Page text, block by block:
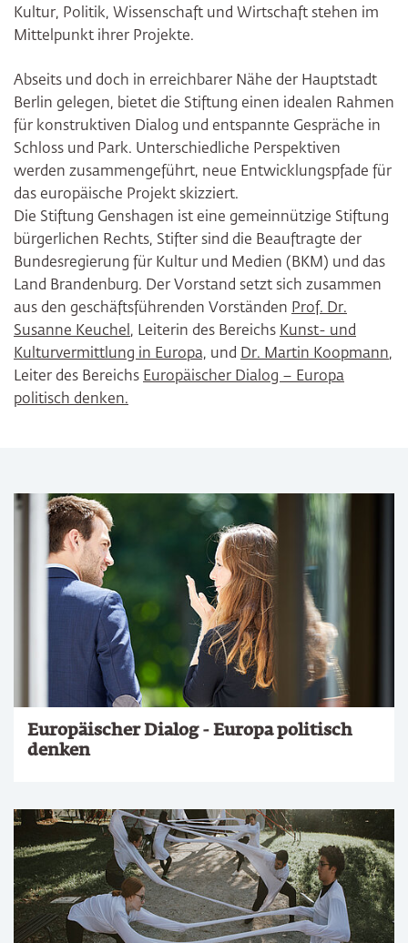
Kultur, Politik, Wissenschaft und Wirtschaft stehen im
Mittelpunkt ihrer Projekte.
Abseits und doch in erreichbarer Nähe der Hauptstadt
Berlin gelegen, bietet die Stiftung einen idealen Rahmen
für konstruktiven Dialog und entspannte Gespräche in
Schloss und Park. Unterschiedliche Perspektiven
werden zusammengeführt, neue Entwicklungspfade für
das europäische Projekt skizziert.
Die Stiftung Genshagen ist eine gemeinnützige Stiftung
bürgerlichen Rechts, Stifter sind die Beauftragte der
Bundesregierung für Kultur und Medien (BKM) und das
Land Brandenburg. Der Vorstand setzt sich zusammen
aus den geschäftsführenden Vorständen Prof. Dr.
Susanne Keuchel, Leiterin des Bereichs Kunst- und
Kulturvermittlung in Europa, und Dr. Martin Koopmann,
Leiter des Bereichs Europäischer Dialog – Europa
politisch denken.
Europäischer Dialog - Europa politisch
denken